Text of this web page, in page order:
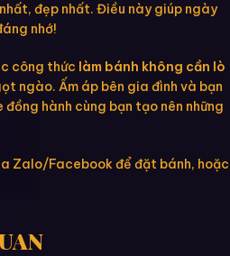
đẹp nhất. Điều này giúp ngày
nhớ!
công thức làm bánh không cần lò
ngào. Ấm áp bên gia đình và bạn
đồng hành cùng bạn tạo nên những
Zalo/Facebook để đặt bánh, hoặc